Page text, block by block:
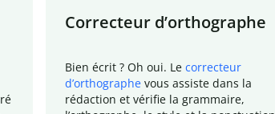
Correcteur d’orthographe
Bien écrit ? Oh oui. Le correcteur
d’orthographe vous assiste dans la
rédaction et vérifie la grammaire,